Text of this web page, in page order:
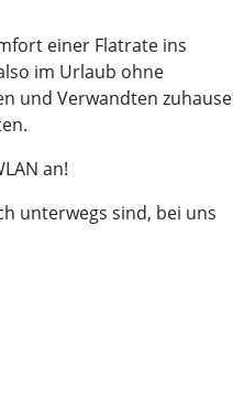
einer Flatrate ins
im Urlaub ohne
und Verwandten zuhause
an!
unterwegs sind, bei uns